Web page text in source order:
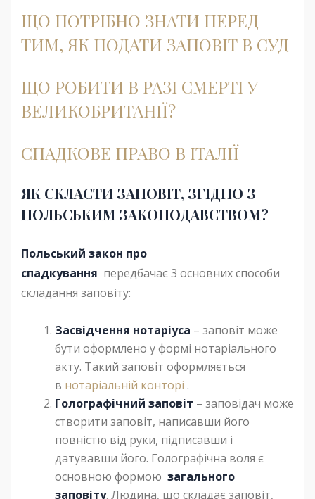
ЩО ПОТРІБНО ЗНАТИ ПЕРЕД
ТИМ, ЯК ПОДАТИ ЗАПОВІТ В СУД
ЩО РОБИТИ В РАЗІ СМЕРТІ У
ВЕЛИКОБРИТАНІЇ?
СПАДКОВЕ ПРАВО В ІТАЛІЇ
ЯК СКЛАСТИ ЗАПОВІТ, ЗГІДНО З
ПОЛЬСЬКИМ ЗАКОНОДАВСТВОМ?
Польський закон про
спадкування передбачає 3 основних способи
складання заповіту:
Засвідчення нотаріуса – заповіт може
бути оформлено у формі нотаріального
акту. Такий заповіт оформляється
в нотаріальній конторі .
Голографічний заповіт – заповідач може
створити заповіт, написавши його
повністю від руки, підписавши і
датувавши його. Голографічна воля є
основною формою загального
заповіту. Людина, що складає заповіт,